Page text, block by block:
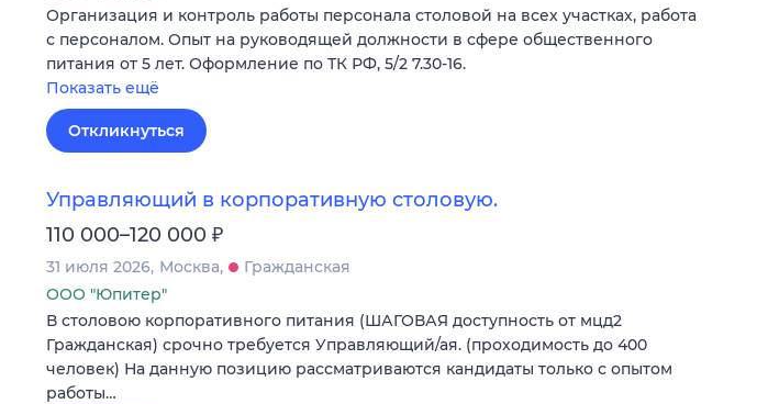
Организация и контроль работы персонала столовой на всех участках, работа
с персоналом. Опыт на руководящей должности в сфере общественного
питания от 5 лет. Оформление по ТК РФ, 5/2 7.30-16.
Показать ещё
Откликнуться
Управляющий в корпоративную столовую.
110 000–120 000 ₽
31 июля 2026 Москва
Гражданская
ООО "Юпитер"
В столовою корпоративного питания (ШАГОВАЯ доступность от мцд2
Гражданская) срочно требуется Управляющий/ая. (проходимость до 400
человек) На данную позицию рассматриваются кандидаты только с опытом
работы…